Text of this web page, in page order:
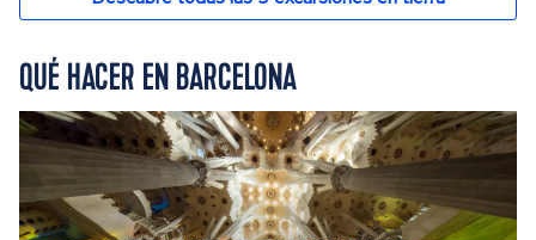
QUÉ HACER EN BARCELONA